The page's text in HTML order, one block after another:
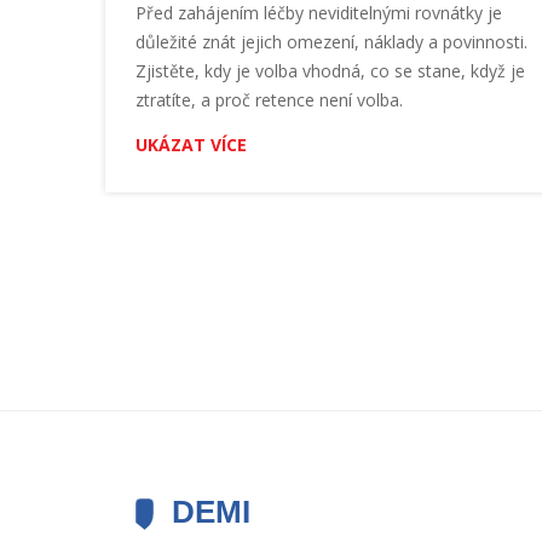
Před zahájením léčby neviditelnými rovnátky je
důležité znát jejich omezení, náklady a povinnosti.
Zjistěte, kdy je volba vhodná, co se stane, když je
ztratíte, a proč retence není volba.
UKÁZAT VÍCE